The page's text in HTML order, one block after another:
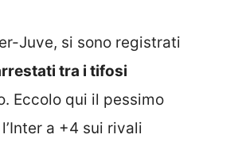
Juve, si sono registrati
tra i tifosi
Eccolo qui il pessimo
a +4 sui rivali